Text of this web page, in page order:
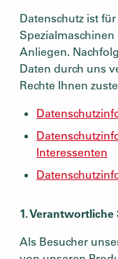
Datenschutz ist
Anliegen.
Daten durch uns
Rechte Ihnen
Interessenten
1. Verantwortliche
Als Besucher